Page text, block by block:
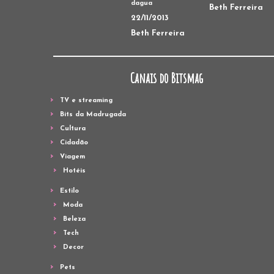
dagua
22/11/2013
Beth Ferreira
Beth Ferreira
Canais do Bitsmag
TV e streaming
Bits da Madrugada
Cultura
Cidadão
Viagem
Hotéis
Estilo
Moda
Beleza
Tech
Decor
Pets